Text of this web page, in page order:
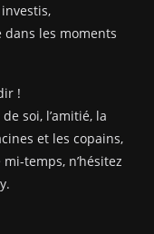
dans les moments
!
soi, l’amitié, la
et les copains,
temps, n’hésitez